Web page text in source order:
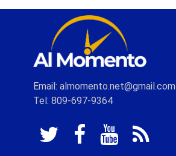
Email: almomento.net@gmail.com
Tel: 809-697-9364